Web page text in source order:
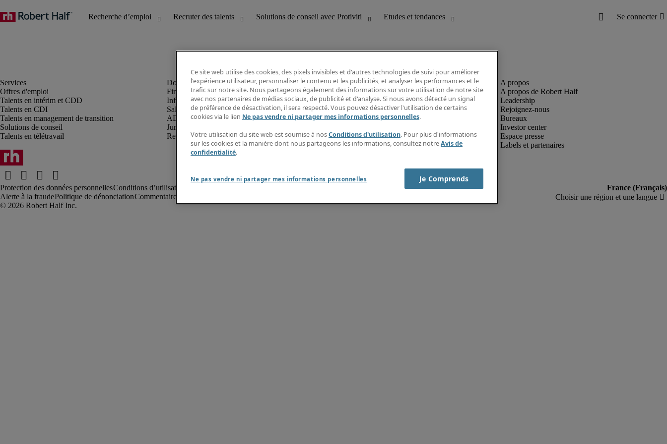
Offres d'emploi
Talents en intérim et CDD
Talents en CDI
Talents en management de transition
Solutions de conseil
Talents en télétravail
Finance et comptabilité
Informatique et IT
Sales et marketing
ADV, supply et performance client
Juridique et fiscal
Ressources humaines et paie
Etudes et tendances
Fiches métiers
Guide des salaires
Informations intérimaires
S'abonner à la newsletter
Créer une alerte emploi
A propos de Robert Half
Leadership
Rejoignez-nous
Bureaux
Investor center
Espace presse
Labels et partenaires
Protection des données personnellesConditions d’utilisation
Alerte à la fraudePolitique de dénonciationCommentaires au webmaster
Ce site web utilise des cookies, des pixels invisibles et d'autres technologies de suivi pour améliorer
l'expérience utilisateur, personnaliser le contenu et les publicités, et analyser les performances et le
trafic sur notre site. Nous partageons également des informations sur votre utilisation de notre site
avec nos partenaires de médias sociaux, de publicité et d'analyse. Si nous avons détecté un signal
de préférence de désactivation, il sera respecté. Vous pouvez désactiver l'utilisation de certains
cookies via le lien Ne pas vendre ni partager mes informations personnelles.
Votre utilisation du site web est soumise à nosConditions d'utilisation. Pour plus d'informations
sur les cookies et la manière dont nous partageons les informations, consultez notreAvis de
confidentialité.
Ne pas vendre ni partager mes informations personnelles Je Comprends